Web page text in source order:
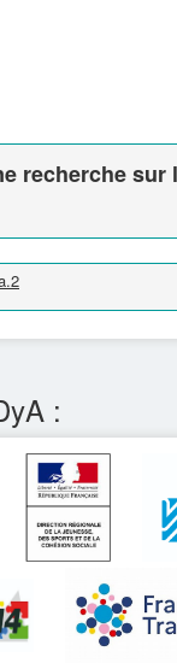
recherche
: